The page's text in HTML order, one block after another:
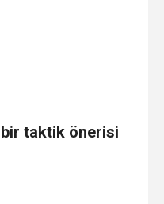
bir taktik önerisi